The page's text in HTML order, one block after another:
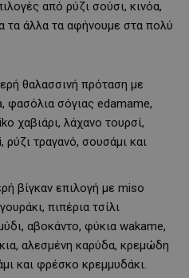
από ρύζι σούσι, κινόα,
τα άλλα τα αφήνουμε στα πολύ
θαλασσινή πρόταση με
φασόλια σόγιας edamame,
χαβιάρι, λάχανο τουρσί,
ρύζι τραγανό, σουσάμι και
βίγκαν επιλογή με miso
πιπέρια τσίλι
αβοκάντο, φύκια wakame,
αλεσμένη καρύδα, κρεμώδη
και φρέσκο κρεμμυδάκι.